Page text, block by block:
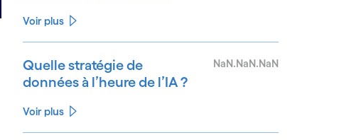
Voir plus
Quelle stratégie de
données à l’heure de l’IA ?
NaN.NaN.NaN
Voir plus